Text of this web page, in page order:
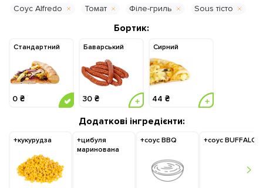
Соус Alfredo
Томат Філе-гриль Sous тісто
Бортик:
Стандартний
0 ₴
Баварський
30 ₴
Cирний
44 ₴
Додаткові інгредієнти:
+кукурудза
+цибуля
маринована
+соус BBQ +соус BUFFALO